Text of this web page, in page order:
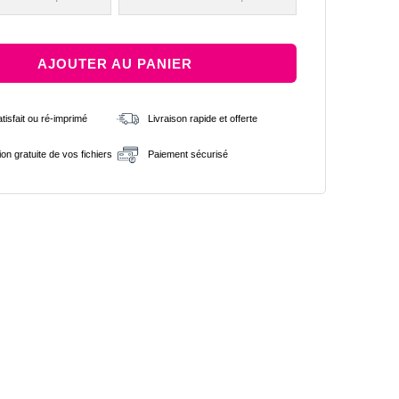
AJOUTER AU PANIER
ou ré-imprimé Livraison rapide et offerte
gratuite de vos fichiers Paiement sécurisé